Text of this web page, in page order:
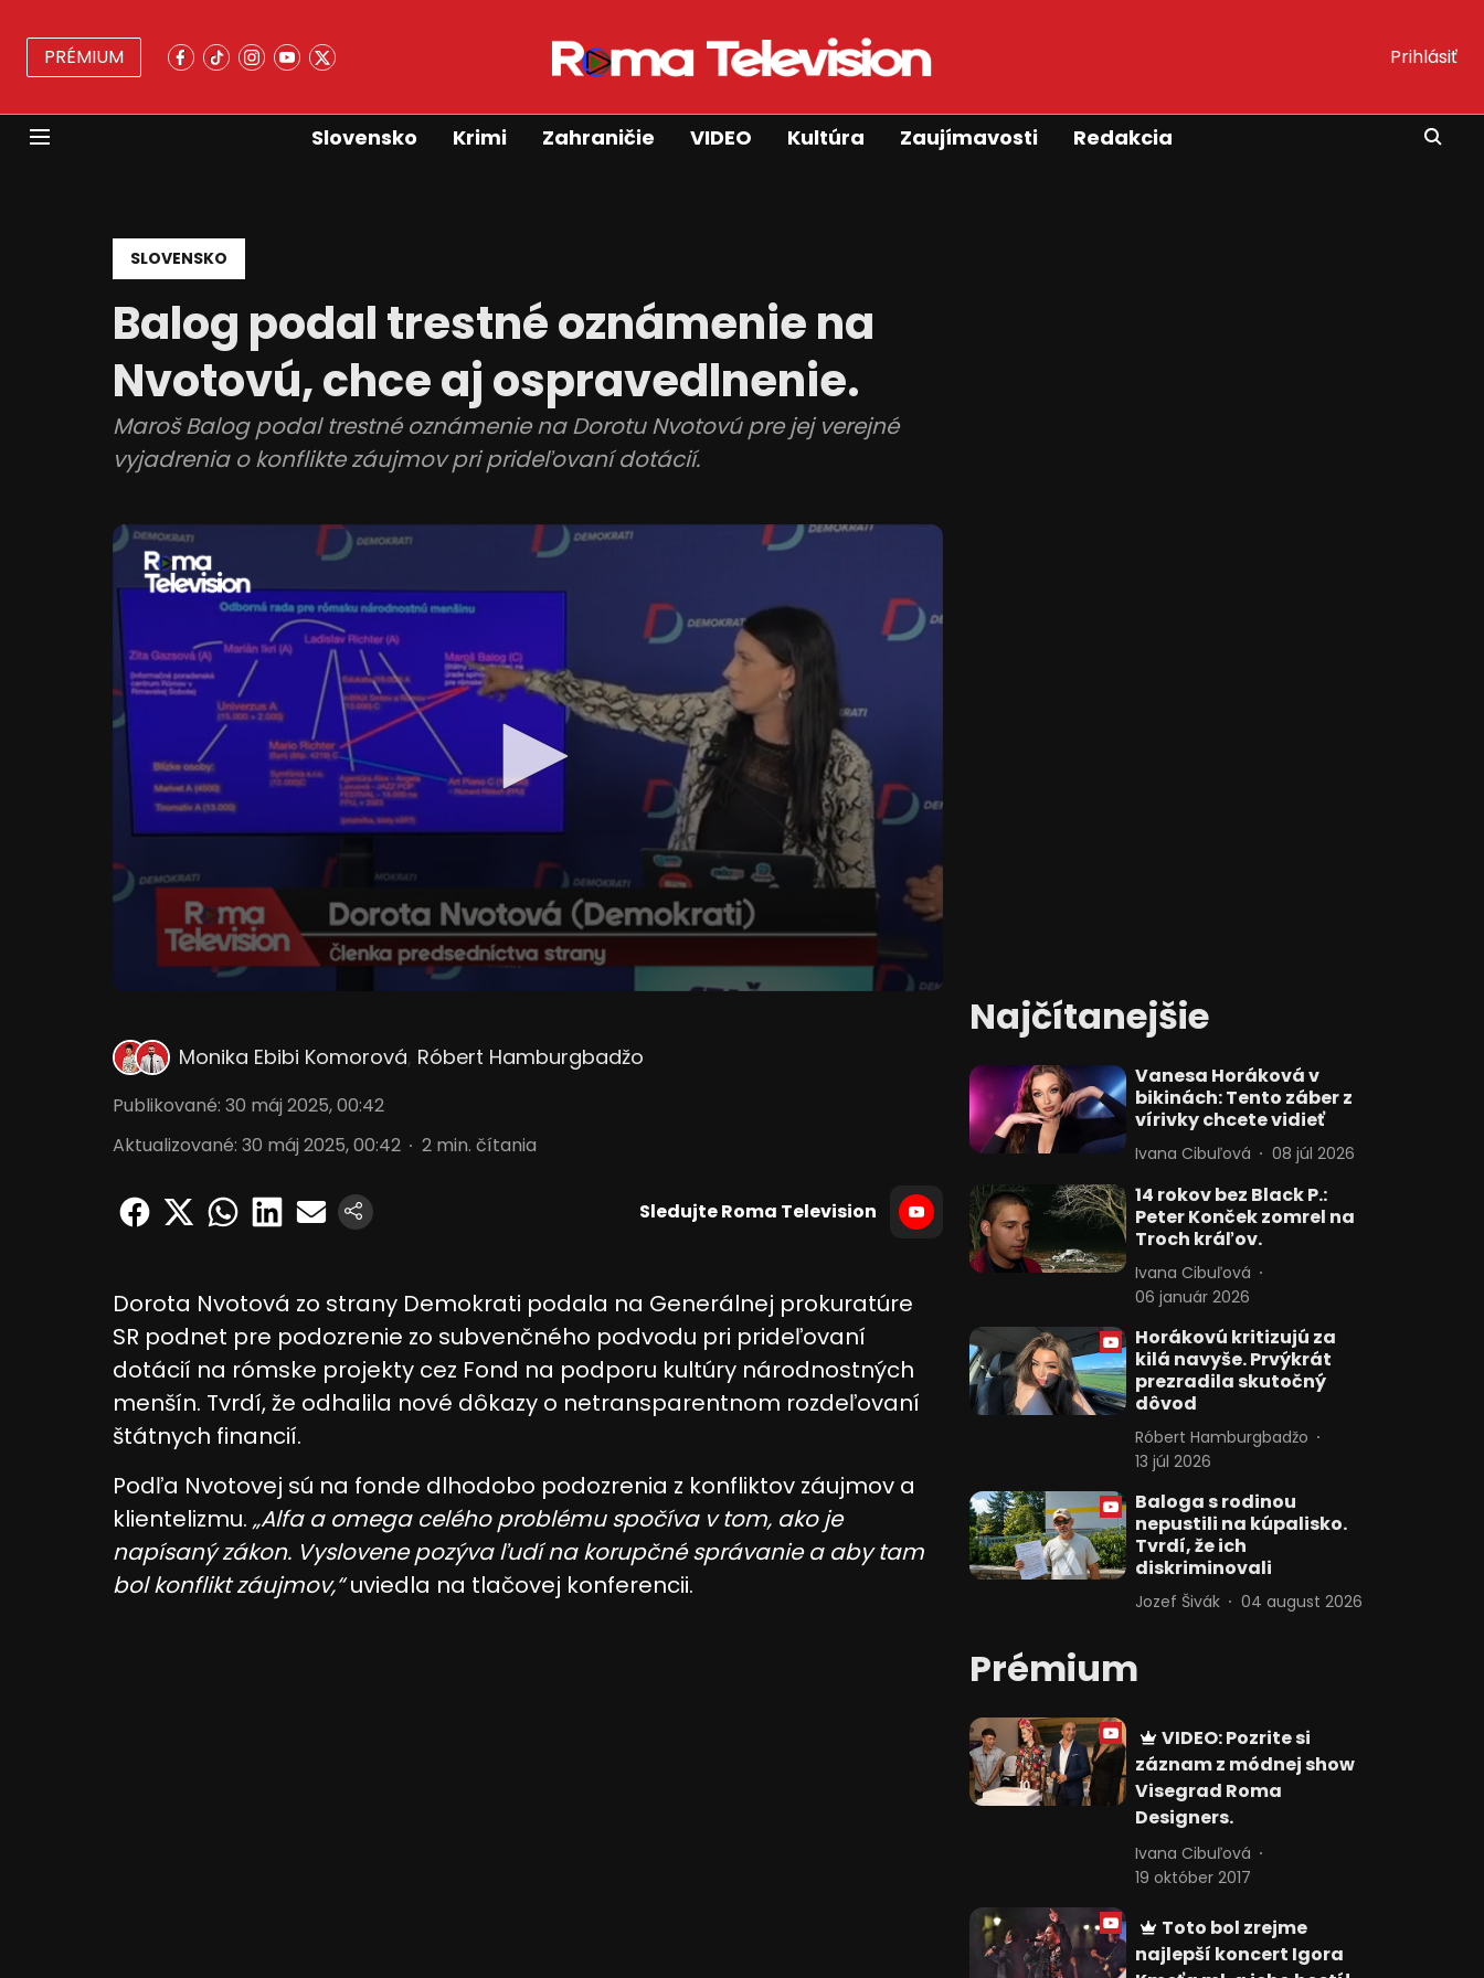
PRÉMIUM Prihlásiť
Slovensko Krimi Zahraničie VIDEO Kultúra Zaujímavosti Redakcia
SLOVENSKO
Balog podal trestné oznámenie na
Nvotovú, chce aj ospravedlnenie.
Maroš Balog podal trestné oznámenie na Dorotu Nvotovú pre jej verejné
vyjadrenia o konflikte záujmov pri prideľovaní dotácií.
Monika Ebibi Komorová, Róbert Hamburgbadžo
Publikované: 30 máj 2025, 00:42
Aktualizované: 30 máj 2025, 00:42 2 min. čítania
Sledujte Roma Television
Dorota Nvotová zo strany Demokrati podala na Generálnej prokuratúre
SR podnet pre podozrenie zo subvenčného podvodu pri prideľovaní
dotácií na rómske projekty cez Fond na podporu kultúry národnostných
menšín. Tvrdí, že odhalila nové dôkazy o netransparentnom rozdeľovaní
štátnych financií.
Podľa Nvotovej sú na fonde dlhodobo podozrenia z konfliktov záujmov a
klientelizmu. „Alfa a omega celého problému spočíva v tom, ako je
napísaný zákon. Vyslovene pozýva ľudí na korupčné správanie a aby tam
bol konflikt záujmov,“uviedla na tlačovej konferencii.
Najčítanejšie
Vanesa Horáková v
bikinách: Tento záber z
vírivky chcete vidieť
Ivana Cibuľová 08 júl 2026
14 rokov bez Black P.:
Peter Konček zomrel na
Troch kráľov.
Ivana Cibuľová
06 január 2026
Horákovú kritizujú za
kilá navyše. Prvýkrát
prezradila skutočný
dôvod
Róbert Hamburgbadžo
13 júl 2026
Baloga s rodinou
nepustili na kúpalisko.
Tvrdí, že ich
diskriminovali
Jozef Šivák 04 august 2026
Prémium
VIDEO: Pozrite si
záznam z módnej show
Visegrad Roma
Designers.
Ivana Cibuľová
19 október 2017
Toto bol zrejme
najlepší koncert Igora